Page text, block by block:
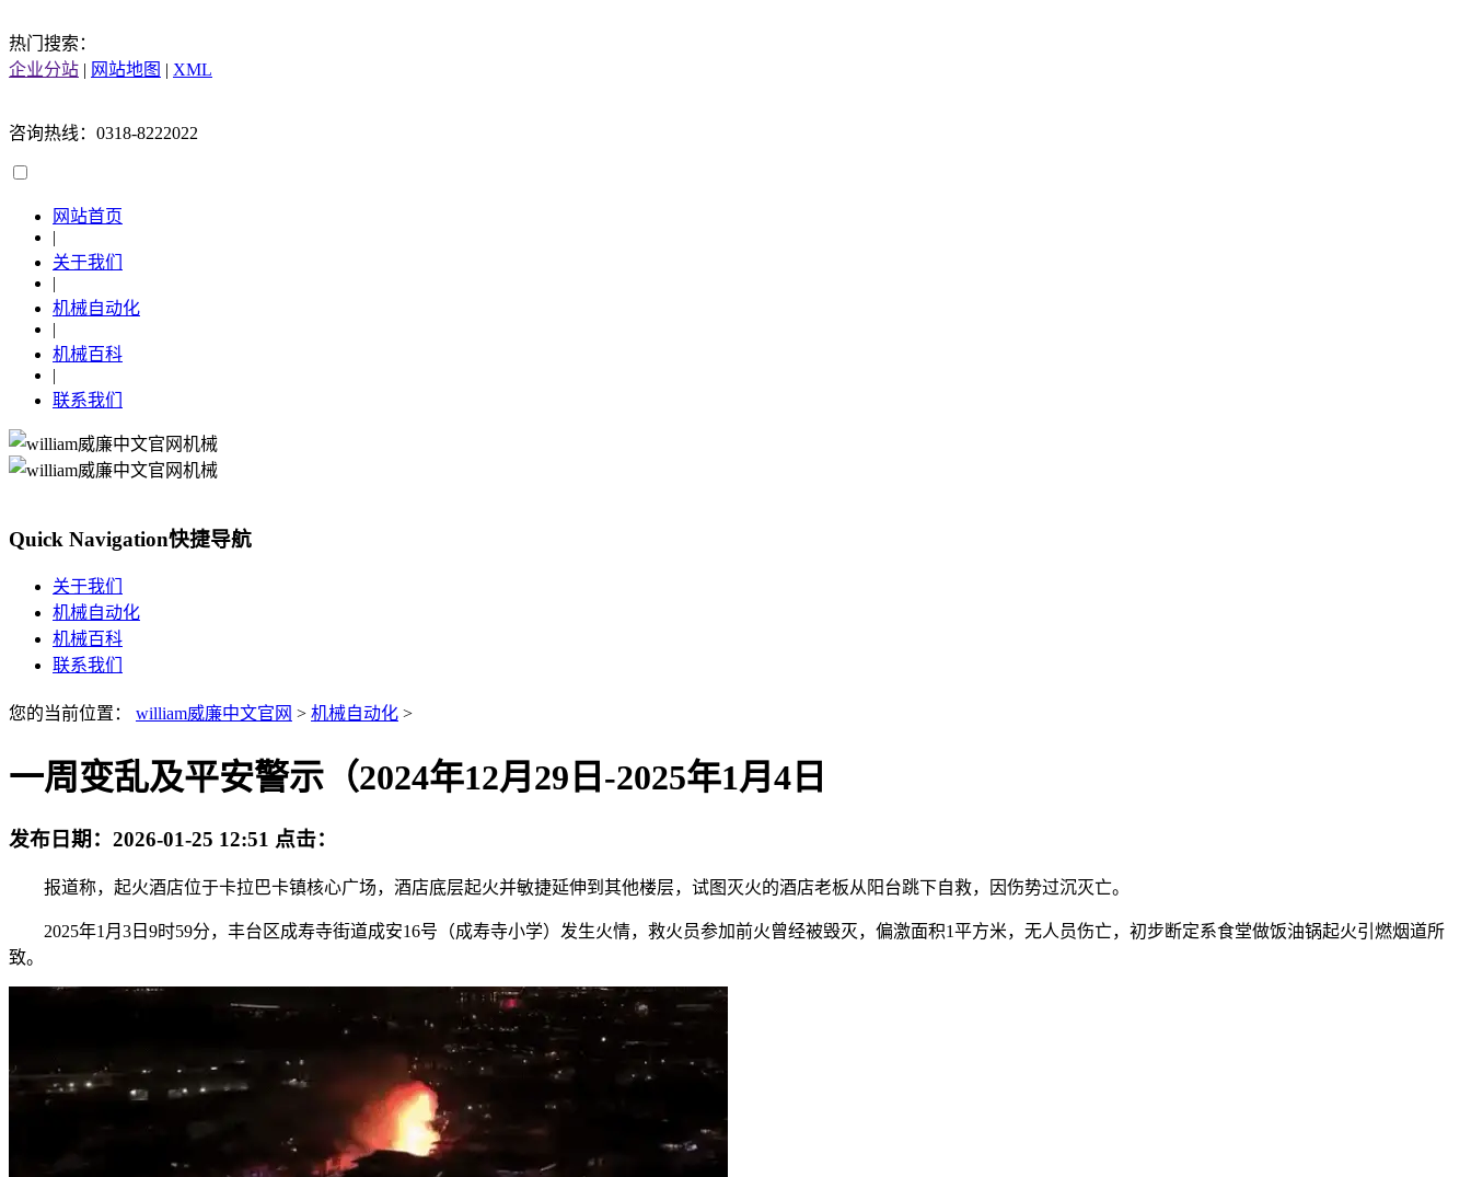
热门搜索：
企业分站 | 网站地图 | XML
咨询热线：0318-8222022
网站首页
|
关于我们
|
机械自动化
|
机械百科
|
联系我们
Quick Navigation快捷导航
关于我们
机械自动化
机械百科
联系我们
您的当前位置： william威廉中文官网 > 机械自动化 >
一周变乱及平安警示（2024年12月29日-2025年1月4日
发布日期： 2026-01-25 12:51 点击：
报道称，起火酒店位于卡拉巴卡镇核心广场，酒店底层起火并敏捷延伸到其他楼层，试图灭火的酒店老板从阳台跳下自救，因伤势过沉灭亡。
2025年1月3日9时59分，丰台区成寿寺街道成安16号（成寿寺小学）发生火情，救火员参加前火曾经被毁灭，偏激面积1平方米，无人员伤亡，初步断定系食堂做饭油锅起火引燃烟道所
致。